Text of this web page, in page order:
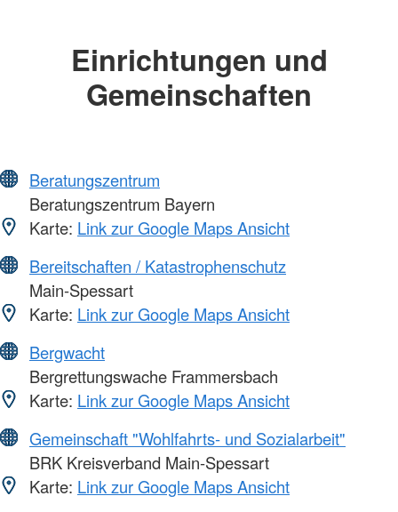
Einrichtungen und
Gemeinschaften
Beratungszentrum
Beratungszentrum Bayern
Karte: Link zur Google Maps Ansicht
Bereitschaften / Katastrophenschutz
Main-Spessart
Karte: Link zur Google Maps Ansicht
Bergwacht
Bergrettungswache Frammersbach
Karte: Link zur Google Maps Ansicht
Gemeinschaft "Wohlfahrts- und Sozialarbeit"
BRK Kreisverband Main-Spessart
Karte: Link zur Google Maps Ansicht